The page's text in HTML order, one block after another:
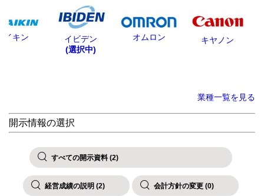
イキン
イビデン
(選択中)
オムロン キヤノン
業種一覧を見る
開示情報の選択
すべての開示資料 (2)
経営成績の説明 (2) 会計方針の変更 (0)